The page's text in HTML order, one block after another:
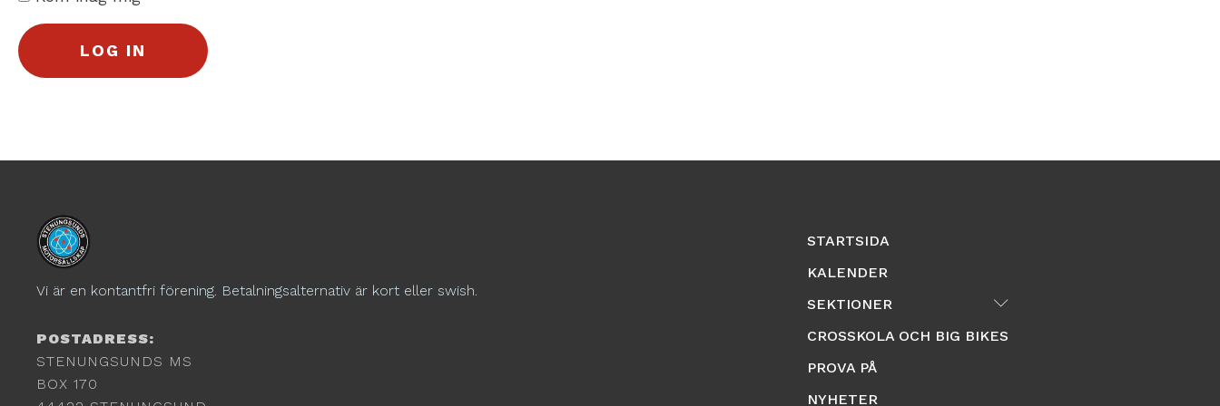
Vi är en kontantfri förening. Betalningsalternativ är kort eller swish.
POSTADRESS:
STENUNGSUNDS MS
BOX 170
STARTSIDA
KALENDER
SEKTIONER
Submenu
CROSSKOLA OCH BIG BIKES
PROVA PÅ
NYHETER